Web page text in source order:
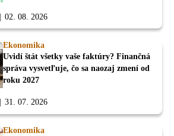
02. 08. 2026
Ekonomika
Uvidí štát všetky vaše faktúry? Finančná
správa vysvetľuje, čo sa naozaj zmení od
roku 2027
31. 07. 2026
Ekonomika